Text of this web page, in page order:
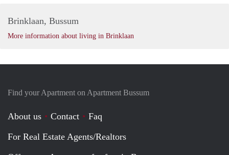
Brinklaan, Bussum
More information about living in Brinklaan
Find your Apartment on Apartment Bussum
About us Contact
Faq
For Real Estate Agents/Realtors